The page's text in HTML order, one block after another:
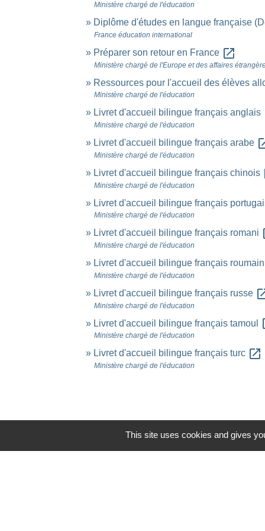
Ministère chargé de l'éducation
Diplôme d'études en langue française
France éducation international
Préparer son retour en France open_in_new
Ministère chargé de l'Europe et des affaires
Ressources pour l'accueil des élèves
Ministère chargé de l'éducation
Livret d'accueil bilingue français anglais
Ministère chargé de l'éducation
Livret d'accueil bilingue français arabe
Ministère chargé de l'éducation
Livret d'accueil bilingue français chinois
Ministère chargé de l'éducation
Livret d'accueil bilingue français
Ministère chargé de l'éducation
Livret d'accueil bilingue français romani
Ministère chargé de l'éducation
Livret d'accueil bilingue français roumain
Ministère chargé de l'éducation
Livret d'accueil bilingue français russe
Ministère chargé de l'éducation
Livret d'accueil bilingue français tamoul
Ministère chargé de l'éducation
Livret d'accueil bilingue français turc open_in_new
Ministère chargé de l'éducation
This site uses cookies and gives